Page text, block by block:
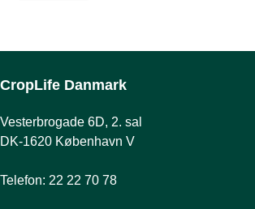
CropLife Danmark
Vesterbrogade 6D, 2. sal
DK-1620 København V
Telefon: 22 22 70 78